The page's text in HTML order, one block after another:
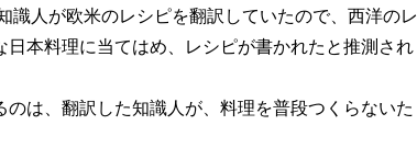
識人が欧米のレシピを翻訳していたので、西洋のレ
本料理に当てはめ、レシピが書かれたと推測され
のは、翻訳した知識人が、料理を普段つくらないた